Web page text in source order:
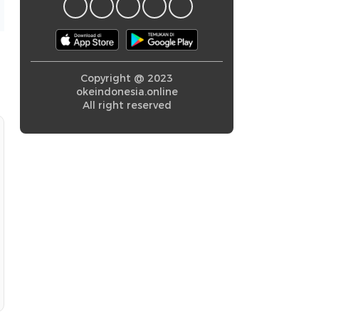
Copyright @ 2023
okeindonesia.online
All right reserved